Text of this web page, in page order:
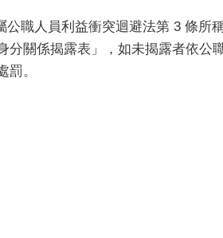
公職人員利益衝突迴避法第 3 條所
分關係揭露表」，如未揭露者依公
罰。